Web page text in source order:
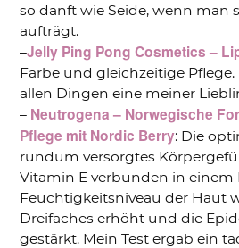
so danft wie Seide, wenn man
aufträgt.
–Jelly Ping Pong Cosmetics –
Farbe und gleichzeitige
allen Dingen eine meiner
– Neutrogena – Norwegische
Pflege mit Nordic Berry: Die
rundum versorgtes
Vitamin E verbunden in einem
Feuchtigkeitsniveau der Haut
Dreifaches erhöht und die
gestärkt. Mein Test ergab ein